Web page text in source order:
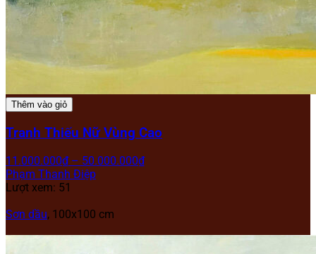
Thêm vào giỏ
Tranh Thiếu Nữ Vùng Cao
11.000.000₫ – 50.000.000₫
Phạm Thanh Điệp
Lượt xem: 51
Sơn dầu, 100x100 cm